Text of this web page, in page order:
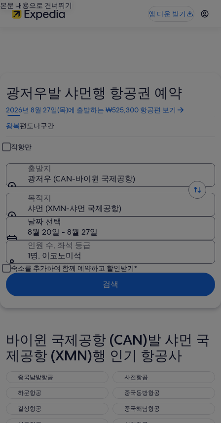
본문 내용으로 건너뛰기
앱 다운 받기
광저우발 샤먼행 항공권 예약
2026년 8월 27일(목)에 출발하는 ₩525,300 항공편 보기
새
창
에
열
림
왕복편도다구간
직항만
출발지
광저우 (CAN-바이윈 국제공항)
목적지
샤먼 (XMN-샤먼 국제공항)
날짜 선택
8월 20일 - 8월 27일
인원 수, 좌석 등급
1명, 이코노미석
숙소를 추가하여 함께 예약하고 할인받기*
검색
바이윈 국제공항 (CAN)발 샤먼 국
제공항 (XMN)행 인기 항공사
중국남방항공
중국남방항공 사천항공
사천항공
하문항공
하문항공 중국동방항공
중국동방항공
길상항공
길상항공 중국해남항공
중국해남항공